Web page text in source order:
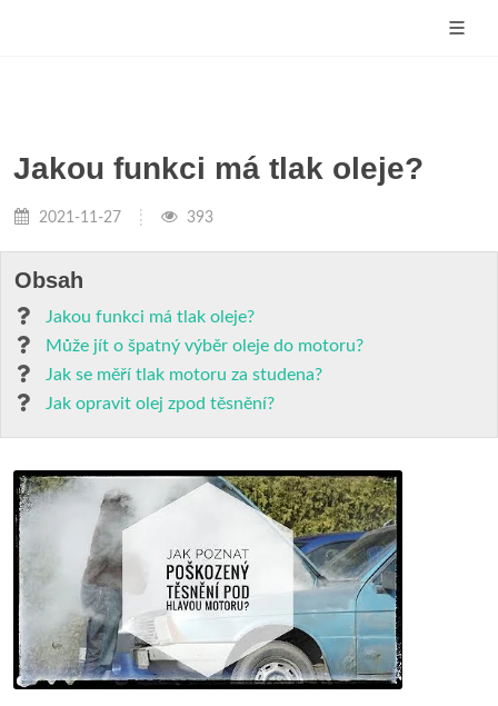
Jakou funkci má tlak oleje?
2021-11-27 393
Obsah
Jakou funkci má tlak oleje?
Může jít o špatný výběr oleje do motoru?
Jak se měří tlak motoru za studena?
Jak opravit olej zpod těsnění?